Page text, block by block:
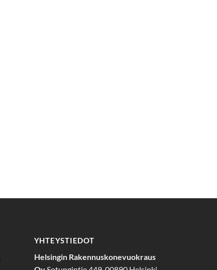
YHTEYSTIEDOT
Helsingin Rakennuskonevuokraus